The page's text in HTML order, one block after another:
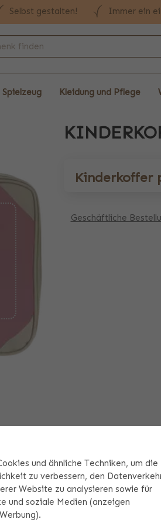
Selbst gestalten! Immer ein
Spielzeug Kleidung und Pflege
Kinderkoffer
Geschäftliche
Zahlungs- und
und ähnliche Techniken, um die
zu verbessern, den
Website zu analysieren sowie für
und soziale Medien (anzeigen